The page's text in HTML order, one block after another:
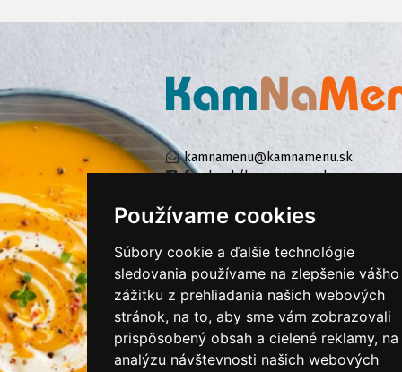
Používame cookies
Súbory cookie a ďalšie technológie
sledovania používame na zlepšenie vášho
zážitku z prehliadania našich webových
stránok, na to, aby sme vám zobrazovali
prispôsobený obsah a cielené reklamy, na
analýzu návštevnosti našich webových
kamnamenu@kamnamenu.sk
facebook/kamnamenu.sk
PRIHLÁSIŤ SA DO ZÁKAZNÍCKEJ ZÓNY